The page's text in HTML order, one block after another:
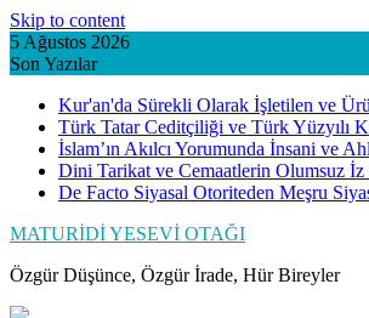
Skip to content
5 Ağustos 2026
Son Yazılar
Kur'an'da Sürekli Olarak İşletilen ve
Türk Tatar Ceditçiliği ve Türk Yüzyılı
İslam’ın Akılcı Yorumunda İnsani ve
Dini Tarikat ve Cemaatlerin Olumsuz İz
De Facto Siyasal Otoriteden Meşru
MATURİDİ YESEVİ OTAĞI
Özgür Düşünce, Özgür İrade, Hür Bireyler